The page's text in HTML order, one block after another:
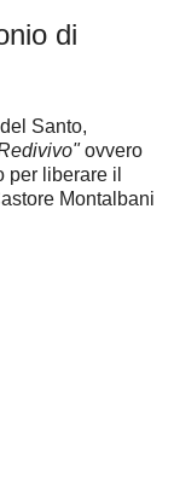
di
Santo,
ovvero
per liberare il
Montalbani